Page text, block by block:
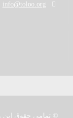
info@toloo.org
© تمامی حقوق